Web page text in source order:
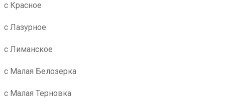
с Красное
с Лазурное
с Лиманское
с Малая Белозерка
с Малая Терновка